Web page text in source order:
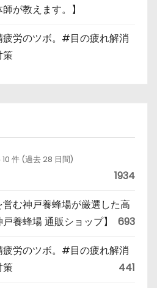
が教えます。】
労のツボ。#目の疲れ解消
策
件 (過去 28 日間)
1934
む神戸養蜂場が厳選した高
養蜂場 通販ショップ】
693
労のツボ。#目の疲れ解消
策
441